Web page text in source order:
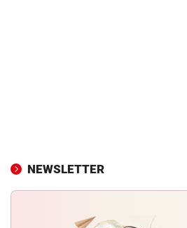
NEWSLETTER